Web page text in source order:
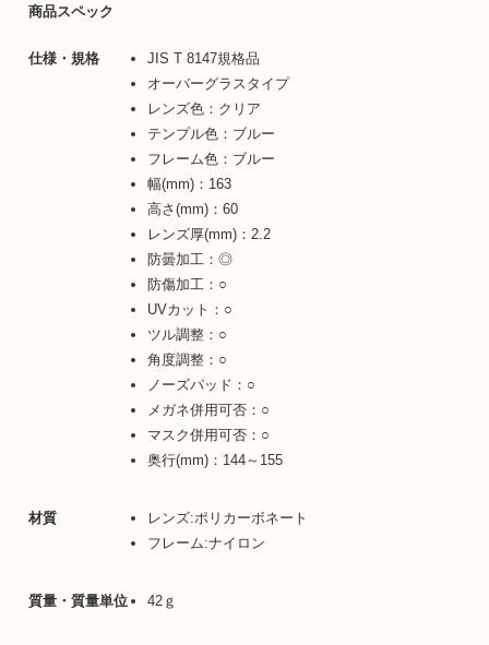
商品スペック
仕様・規格
JIS T 8147規格品
オーバーグラスタイプ
レンズ色：クリア
テンプル色：ブルー
フレーム色：ブルー
幅(mm)：163
高さ(mm)：60
レンズ厚(mm)：2.2
防曇加工：◎
防傷加工：○
UVカット：○
ツル調整：○
角度調整：○
ノーズパッド：○
メガネ併用可否：○
マスク併用可否：○
奥行(mm)：144～155
材質
レンズ:ポリカーボネート
フレーム:ナイロン
質量・質量単位 42ｇ